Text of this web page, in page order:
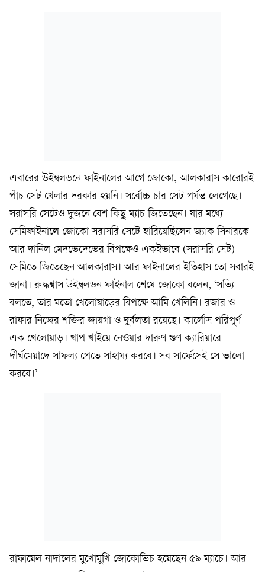
এবারের উইম্বলডনে ফাইনালের আগে জোকো, আলকারাস কারোরই
পাঁচ সেট খেলার দরকার হয়নি। সর্বোচ্চ চার সেট পর্যন্ত লেগেছে।
সরাসরি সেটেও দুজনে বেশ কিছু ম্যাচ জিতেছেন। যার মধ্যে
সেমিফাইনালে জোকো সরাসরি সেটে হারিয়েছিলেন জ্যাক সিনারকে
আর দানিল মেদভেদেভের বিপক্ষেও একইভাবে (সরাসরি সেট)
সেমিতে জিতেছেন আলকারাস। আর ফাইনালের ইতিহাস তো সবারই
জানা। রুদ্ধশ্বাস উইম্বলডন ফাইনাল শেষে জোকো বলেন, ‘সত্যি
বলতে, তার মতো খেলোয়াড়ের বিপক্ষে আমি খেলিনি। রজার ও
রাফার নিজের শক্তির জায়গা ও দুর্বলতা রয়েছে। কার্লোস পরিপূর্ণ
এক খেলোয়াড়। খাপ খাইয়ে নেওয়ার দারুণ গুণ ক্যারিয়ারে
দীর্ঘমেয়াদে সাফল্য পেতে সাহায্য করবে। সব সার্ফেসেই সে ভালো
করবে।’
রাফায়েল নাদালের মুখোমুখি জোকোভিচ হয়েছেন ৫৯ ম্যাচে। আর